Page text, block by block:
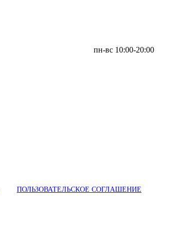
пн-вс 10:00-20:00
ПОЛЬЗОВАТЕЛЬСКОЕ СОГЛАШЕНИЕ